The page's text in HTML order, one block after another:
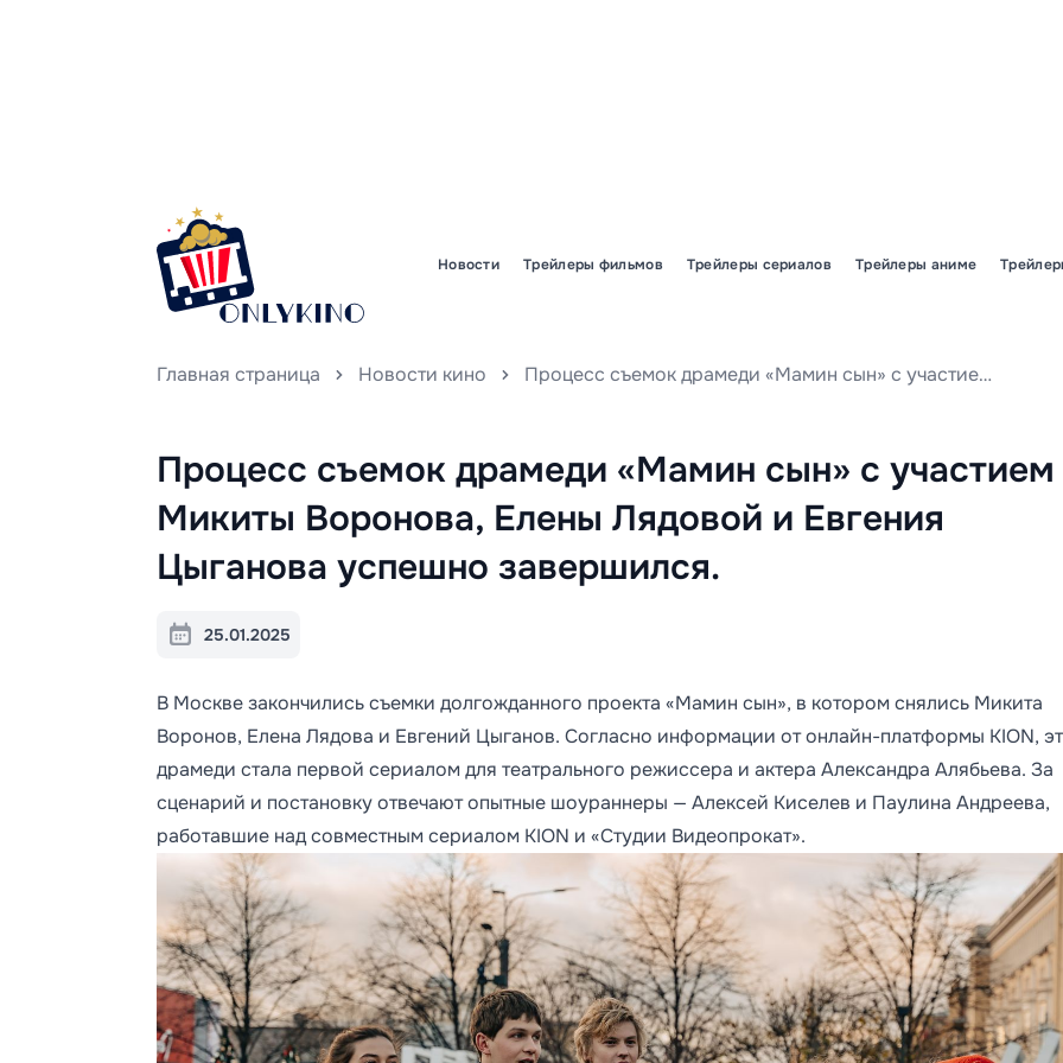
Новости Трейлеры фильмов Трейлеры сериалов Трейлеры аниме
Главная страница Новости кино Процесс съемок драмеди «Мамин сын» с участием Микиты Воронова, Елены Лядовой и Евгения Цыганова успешно завершился.
Процесс съемок драмеди «Мамин сын» с участием
Микиты Воронова, Елены Лядовой и Евгения
Цыганова успешно завершился.
25.01.2025
В Москве закончились съемки долгожданного проекта «Мамин сын», в котором снялись Микита
Воронов, Елена Лядова и Евгений Цыганов. Согласно информации от онлайн-платформы KION,
драмеди стала первой сериалом для театрального режиссера и актера Александра Алябьева. За
сценарий и постановку отвечают опытные шоураннеры — Алексей Киселев и Паулина Андреева,
работавшие над совместным сериалом KION и «Студии Видеопрокат».